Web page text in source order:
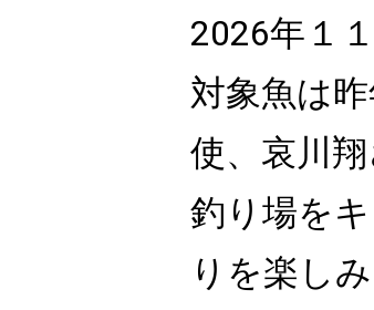
2026年１
対象魚は
使、哀川
釣り場を
りを楽し